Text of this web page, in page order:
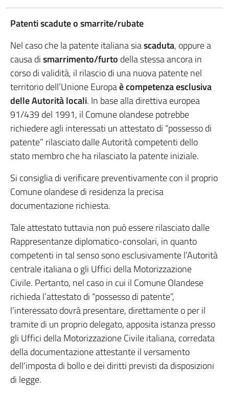
Patenti scadute o smarrite/rubate
Nel caso che la patente italiana siascaduta, oppure a
causa dismarrimento/furto della stessa ancora in
corso di validità, il rilascio di una nuova patente nel
territorio dell’Unione Europaè competenza esclusiva
delle Autorità locali. In base alla direttiva europea
91/439 del 1991, il Comune olandese potrebbe
richiedere agli interessati un attestato di “possesso di
patente” rilasciato dalle Autorità competenti dello
stato membro che ha rilasciato la patente iniziale.
Si consiglia di verificare preventivamente con il proprio
Comune olandese di residenza la precisa
documentazione richiesta.
Tale attestato tuttavia non può essere rilasciato dalle
Rappresentanze diplomatico-consolari, in quanto
competenti in tal senso sono esclusivamente l’Autorità
centrale italiana o gli Uffici della Motorizzazione
Civile. Pertanto, nel caso in cui il Comune Olandese
richieda l’attestato di “possesso di patente”,
l’interessato dovrà presentare, direttamente o per il
tramite di un proprio delegato, apposita istanza presso
gli Uffici della Motorizzazione Civile italiana, corredata
della documentazione attestante il versamento
dell’imposta di bollo e dei diritti previsti da disposizioni
di legge.